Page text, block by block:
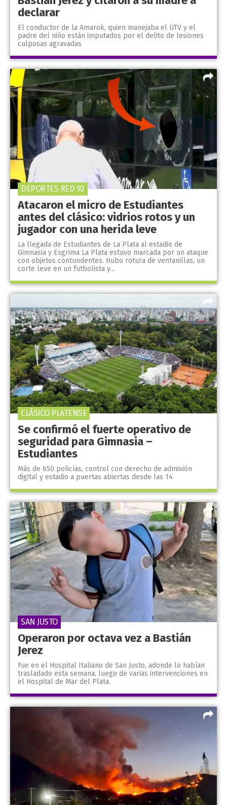
declarar
El conductor de la Amarok, quien manejaba el UTV y el
padre del niño están imputados por el delito de lesiones
culposas agravadas
Atacaron el micro de Estudiantes
antes del clásico: vidrios rotos y un
jugador con una herida leve
La llegada de Estudiantes de La Plata al estadio de
Gimnasia y Esgrima La Plata estuvo marcada por un ataque
con objetos contundentes. Hubo rotura de ventanillas, un
corte leve en un futbolista y...
DEPORTES RED 92
Se confirmó el fuerte operativo de
seguridad para Gimnasia –
Estudiantes
Más de 650 policías, control con derecho de admisión
digital y estadio a puertas abiertas desde las 14
CLÁSICO PLATENSE
Operaron por octava vez a Bastián
Jerez
Fue en el Hospital Italiano de San Justo, adonde lo habían
trasladado esta semana, luego de varias intervenciones en
el Hospital de Mar del Plata.
SAN JUSTO